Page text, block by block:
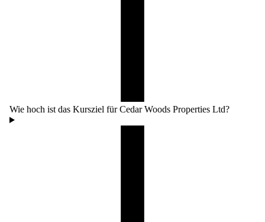
Wie hoch ist das Kursziel für Cedar Woods Properties Ltd?